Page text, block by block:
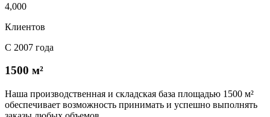
4,000
Клиентов
С 2007 года
1500 м²
Наша производственная и складская база площадью 1500 м²
обеспечивает возможность принимать и успешно выполнять